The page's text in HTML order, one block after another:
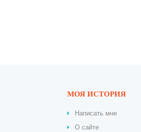
МОЯ ИСТОРИЯ
Написать мне
О сайте